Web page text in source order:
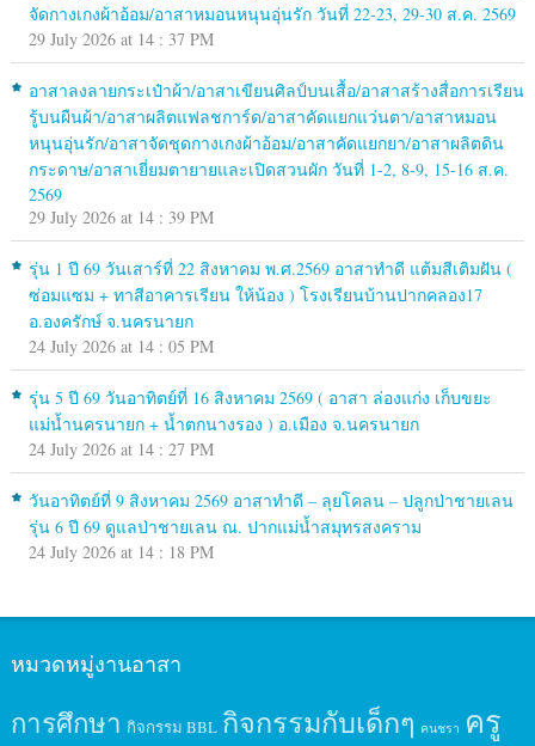
จัดกางเกงผ้าอ้อม/อาสาหมอนหนุนอุ่นรัก วันที่ 22-23, 29-30 ส.ค. 2569
29 July 2026 at 14 : 37 PM
อาสาลงลายกระเป๋าผ้า/อาสาเขียนศิลป์บนเสื้อ/อาสาสร้างสื่อการเรียน
รู้บนผืนผ้า/อาสาผลิตแฟลชการ์ด/อาสาคัดแยกแว่นตา/อาสาหมอน
หนุนอุ่นรัก/อาสาจัดชุดกางเกงผ้าอ้อม/อาสาคัดแยกยา/อาสาผลิตดิน
กระดาษ/อาสาเยี่ยมตายายและเปิดสวนผัก วันที่ 1-2, 8-9, 15-16 ส.ค.
2569
29 July 2026 at 14 : 39 PM
รุ่น 1 ปี 69 วันเสาร์ที่ 22 สิงหาคม พ.ศ.2569 อาสาทำดี แต้มสีเติมฝัน (
ซ่อมแซม + ทาสีอาคารเรียน ให้น้อง ) โรงเรียนบ้านปากคลอง17
อ.องครักษ์ จ.นครนายก
24 July 2026 at 14 : 05 PM
รุ่น 5 ปี 69 วันอาทิตย์ที่ 16 สิงหาคม 2569 ( อาสา ล่องแก่ง เก็บขยะ
แม่น้ำนครนายก + น้ำตกนางรอง ) อ.เมือง จ.นครนายก
24 July 2026 at 14 : 27 PM
วันอาทิตย์ที่ 9 สิงหาคม 2569 อาสาทำดี – ลุยโคลน – ปลูกป่าชายเลน
รุ่น 6 ปี 69 ดูแลป่าชายเลน ณ. ปากแม่น้ำสมุทรสงคราม
24 July 2026 at 14 : 18 PM
หมวดหมู่งานอาสา
การศึกษา กิจกรรม BBL กิจกรรมกับเด็กๆ คนชรา ครู